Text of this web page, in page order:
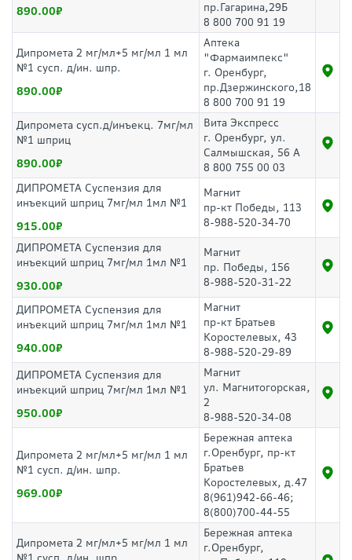
890.00
пр.Гагарина,29Б
8 800 700 91 19
Дипромета 2 мг/мл+5 мг/мл 1 мл
№1 сусп. д/ин. шпр.
890.00
Аптека
"Фармаимпекс"
г. Оренбург,
пр.Дзержинского,18
8 800 700 91 19
Дипромета сусп.д/инъекц. 7мг/мл
№1 шприц
890.00
Вита Экспресс
г. Оренбург, ул.
Салмышская, 56 А
8 800 755 00 03
ДИПРОМЕТА Суспензия для
инъекций шприц 7мг/мл 1мл №1
915.00
Магнит
пр-кт Победы, 113
8-988-520-34-70
ДИПРОМЕТА Суспензия для
инъекций шприц 7мг/мл 1мл №1
930.00
Магнит
пр. Победы, 156
8-988-520-31-22
ДИПРОМЕТА Суспензия для
инъекций шприц 7мг/мл 1мл №1
940.00
Магнит
пр-кт Братьев
Коростелевых, 43
8-988-520-29-89
ДИПРОМЕТА Суспензия для
инъекций шприц 7мг/мл 1мл №1
950.00
Магнит
ул. Магнитогорская,
2
8-988-520-34-08
Дипромета 2 мг/мл+5 мг/мл 1 мл
№1 сусп. д/ин. шпр.
969.00
Бережная аптека
г.Оренбург, пр-кт
Братьев
Коростелевых, д.47
8(961)942-66-46;
8(800)700-44-55
Дипромета 2 мг/мл+5 мг/мл 1 мл
Бережная аптека
г.Оренбург,